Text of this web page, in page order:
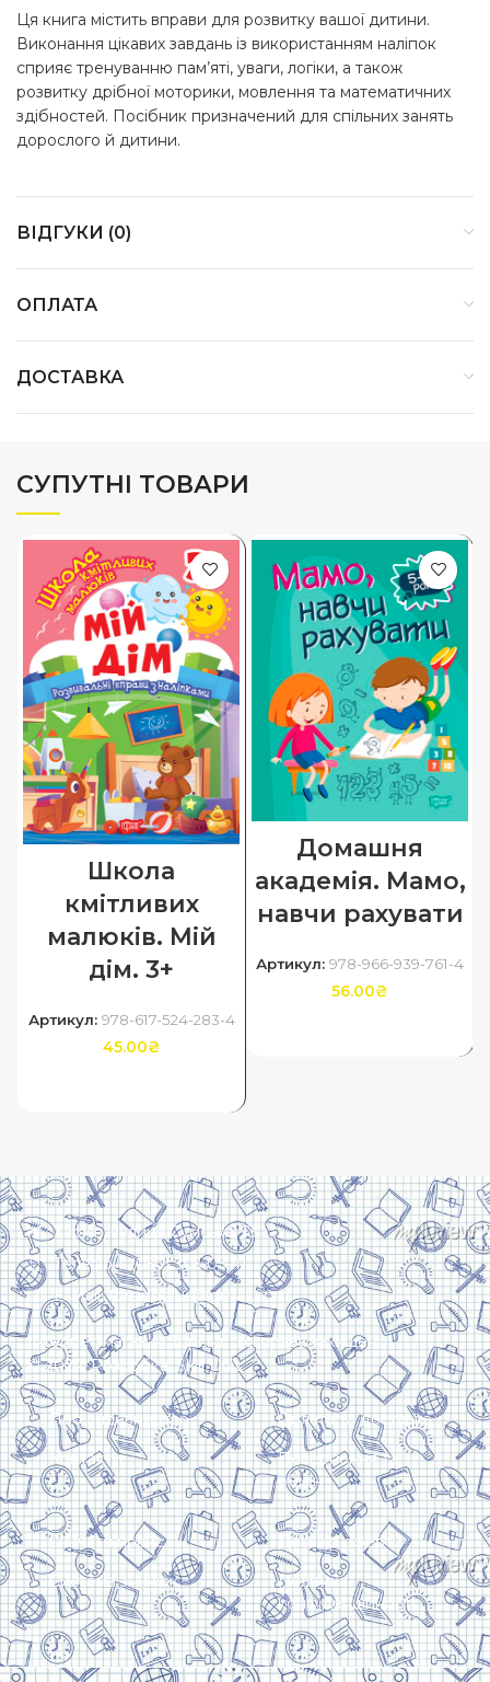
Ця книга містить вправи для розвитку вашої дитини.
Виконання цікавих завдань із використанням наліпок
сприяє тренуванню пам’яті, уваги, логіки, а також
розвитку дрібної моторики, мовлення та математичних
здібностей. Посібник призначений для спільних занять
дорослого й дитини.
ВІДГУКИ (0)
ОПЛАТА
ДОСТАВКА
СУПУТНІ ТОВАРИ
Школа
кмітливих
малюків. Мій
дім. 3+
Артикул: 978-617-524-283-4
45.00₴
Домашня
академія. Мамо,
навчи рахувати
Артикул: 978-966-939-761-4
56.00₴
Харків, вулиця Сумська, 13
Телефон: (050) 305-05-41
E-Mail: torsingplus@gmail.com
Інтернет-магазин Торсінг. Усі права захищені
© 2024. Розробка:Skill Unit
Про видавництво
Контакти
Оплата та доставка
Повернення та
обмін
Скачати прайс
Система знижок
Договір оферти
Політика
конфіденційності